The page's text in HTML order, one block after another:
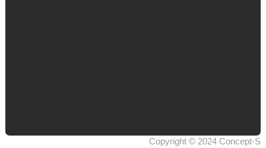
Copyright © 2024 Concept-S